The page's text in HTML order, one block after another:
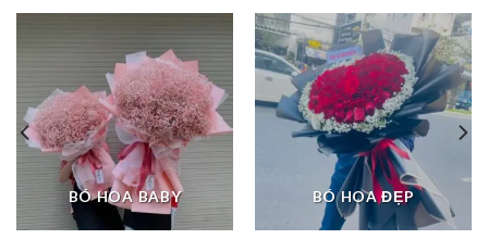
BÓ HOA BABY BÓ HOA ĐẸP